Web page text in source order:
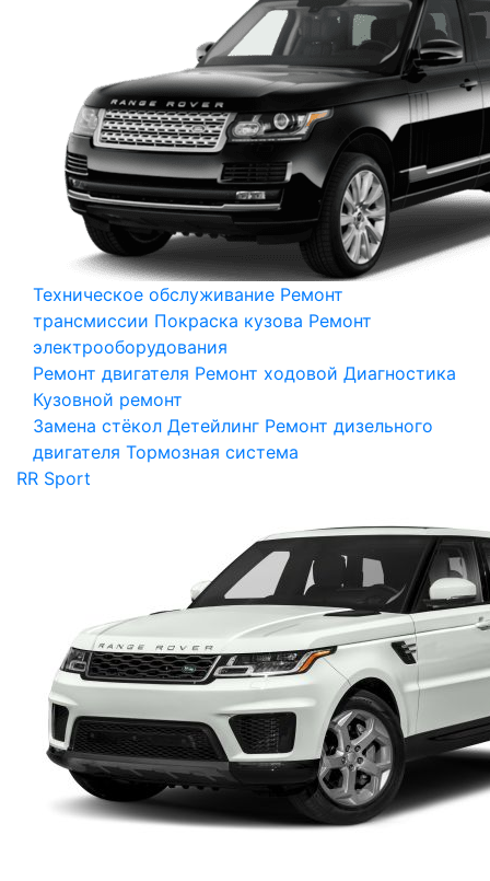
Техническое обслуживание Ремонт
трансмиссии Покраска кузова Ремонт
электрооборудования
Ремонт двигателя Ремонт ходовой Диагностика
Кузовной ремонт
Замена стёкол Детейлинг Ремонт дизельного
двигателя Тормозная система
RR Sport